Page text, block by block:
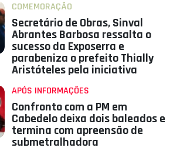
COMEMORAÇÃO
Secretário de Obras, Sinval
Abrantes Barbosa ressalta o
sucesso da Exposerra e
parabeniza o prefeito Thially
Aristóteles pela iniciativa
APÓS INFORMAÇÕES
Confronto com a PM em
Cabedelo deixa dois baleados e
termina com apreensão de
submetralhadora